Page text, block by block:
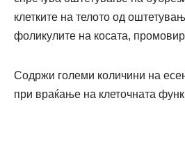
клетките на телото од
фоликулите на косата,
Содржи големи количини на
при враќање на клеточната